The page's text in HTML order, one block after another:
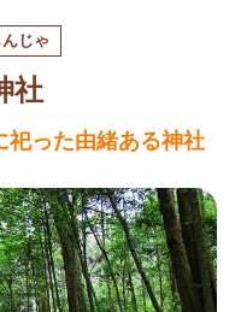
じゃ
社
祀った由緒ある神社